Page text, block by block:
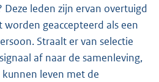
Deze leden zijn ervan overtuigd
geaccepteerd als een
Straalt er van selectie
af naar de samenleving,
leven met de